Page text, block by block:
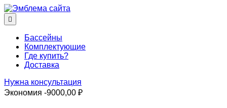
Перейти
к
содержимому
Основное
меню
Бассейны
Комплектующие
Где купить?
Доставка
Нужна консультация
Экономия -9000,00 ₽